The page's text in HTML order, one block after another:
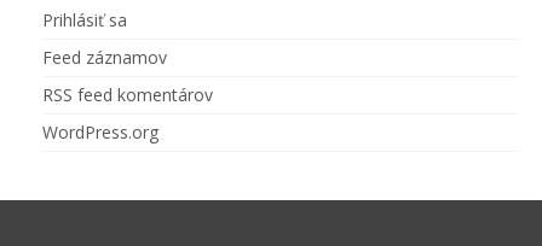
Prihlásiť sa
Feed záznamov
RSS feed komentárov
WordPress.org